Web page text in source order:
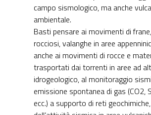
campo sismologico, ma anche
ambientale.
Basti pensare ai movimenti di
rocciosi, valanghe in aree
anche ai movimenti di rocce e
trasportati dai torrenti in aree ad
idrogeologico, al monitoraggio
emissione spontanea di gas (CO2,
ecc.) a supporto di reti